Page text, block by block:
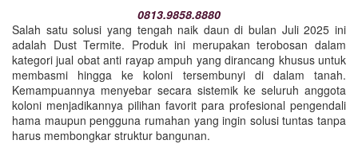
0813.9858.8880
Salah satu solusi yang tengah naik daun di bulan Juli 2025 ini
adalah Dust Termite. Produk ini merupakan terobosan dalam
kategori jual obat anti rayap ampuh yang dirancang khusus untuk
membasmi hingga ke koloni tersembunyi di dalam tanah.
Kemampuannya menyebar secara sistemik ke seluruh anggota
koloni menjadikannya pilihan favorit para profesional pengendali
hama maupun pengguna rumahan yang ingin solusi tuntas tanpa
harus membongkar struktur bangunan.